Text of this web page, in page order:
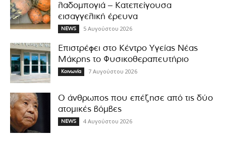
λαδομπογιά – Κατεπείγουσα
εισαγγελική έρευνα
NEWS 5 Αυγούστου 2026
Επιστρέφει στο Κέντρο Υγείας Νέας
Μάκρης το Φυσικοθεραπευτήριο
Κοινωνία 7 Αυγούστου 2026
Ο άνθρωπος που επέζησε από τις δύο
ατομικές βόμβες
NEWS 4 Αυγούστου 2026